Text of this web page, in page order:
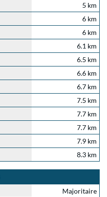
5 km
6 km
6 km
6.1 km
6.5 km
6.6 km
6.7 km
7.5 km
7.7 km
7.7 km
7.9 km
8.3 km
Majoritaire